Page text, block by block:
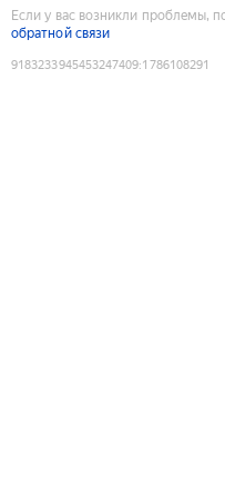
Если у вас возникли проблемы,
обратной связи
9183233945453247409:1786108291